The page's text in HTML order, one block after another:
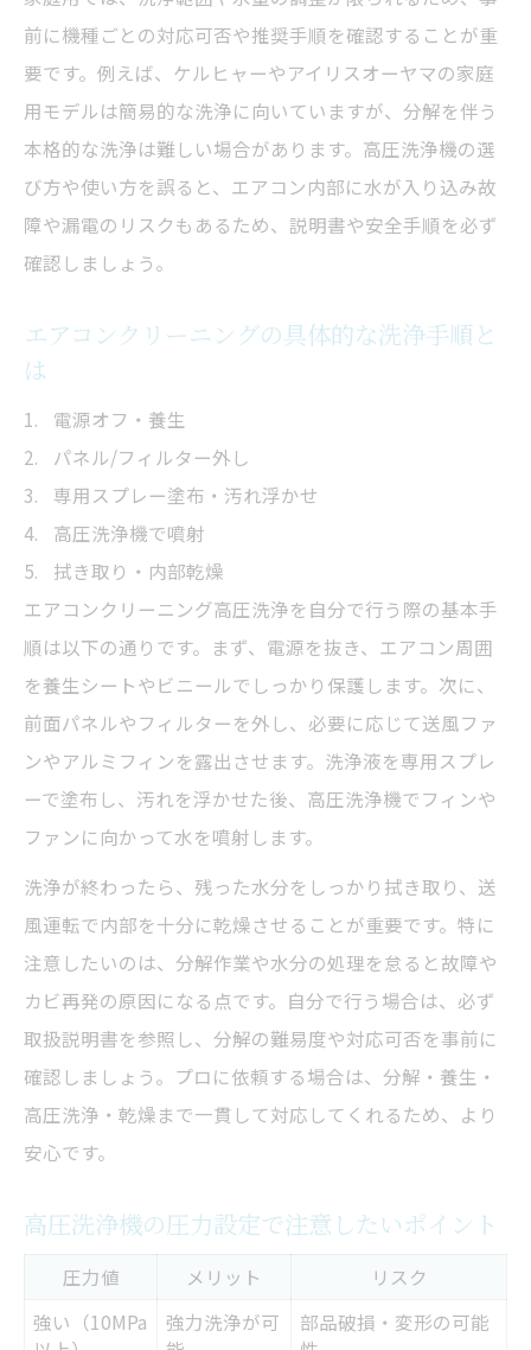
前に機種ごとの対応可否や推奨手順を確認することが重
要です。例えば、ケルヒャーやアイリスオーヤマの家庭
用モデルは簡易的な洗浄に向いていますが、分解を伴う
本格的な洗浄は難しい場合があります。高圧洗浄機の選
び方や使い方を誤ると、エアコン内部に水が入り込み故
障や漏電のリスクもあるため、説明書や安全手順を必ず
確認しましょう。
エアコンクリーニングの具体的な洗浄手順と
は
電源オフ・養生
パネル/フィルター外し
専用スプレー塗布・汚れ浮かせ
高圧洗浄機で噴射
拭き取り・内部乾燥
エアコンクリーニング高圧洗浄を自分で行う際の基本手
順は以下の通りです。まず、電源を抜き、エアコン周囲
を養生シートやビニールでしっかり保護します。次に、
前面パネルやフィルターを外し、必要に応じて送風ファ
ンやアルミフィンを露出させます。洗浄液を専用スプレ
ーで塗布し、汚れを浮かせた後、高圧洗浄機でフィンや
ファンに向かって水を噴射します。
洗浄が終わったら、残った水分をしっかり拭き取り、送
風運転で内部を十分に乾燥させることが重要です。特に
注意したいのは、分解作業や水分の処理を怠ると故障や
カビ再発の原因になる点です。自分で行う場合は、必ず
取扱説明書を参照し、分解の難易度や対応可否を事前に
確認しましょう。プロに依頼する場合は、分解・養生・
高圧洗浄・乾燥まで一貫して対応してくれるため、より
安心です。
高圧洗浄機の圧力設定で注意したいポイント
圧力値 メリット
リスク
強い（10MPa
強力洗浄が可
部品破損・変形の可能